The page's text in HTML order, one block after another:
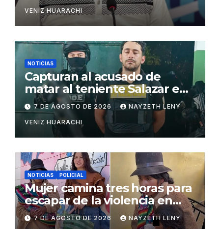
VENIZ HUARACHI
NOTICIAS
Capturan al acusado de
matar al teniente Salazar en
San Matías
7 DE AGOSTO DE 2026 NAYZETH LENY
VENIZ HUARACHI
NOTICIAS POLICIAL
Mujer camina tres horas para
escapar de la violencia en
Potosí
7 DE AGOSTO DE 2026 NAYZETH LENY